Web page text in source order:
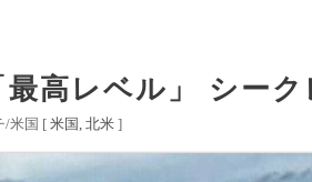
最高レベル」 シー
/米国 [米国 北米 ]